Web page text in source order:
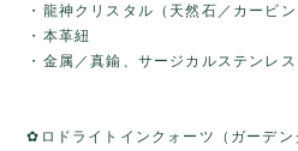
・龍神クリスタル（天然石／カービン
・本革紐
・金属／真鍮、サージカルステンレス
✿ロドライトインクォーツ（ガーデ